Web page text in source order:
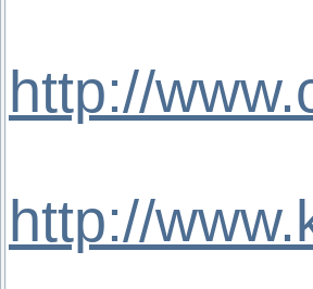
http://
http://